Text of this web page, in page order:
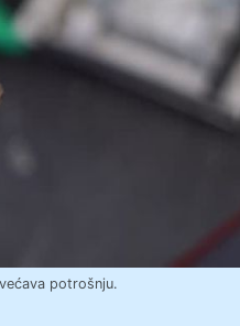
potrošnju.